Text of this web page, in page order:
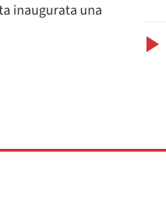
inaugurata una